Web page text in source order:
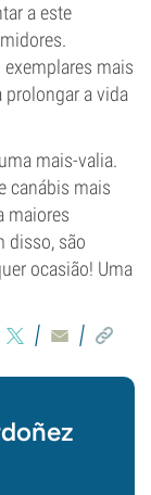
a este
mais
prolongar a vida
mais-valia.
canábis mais
maiores
disso, são
ocasião! Uma